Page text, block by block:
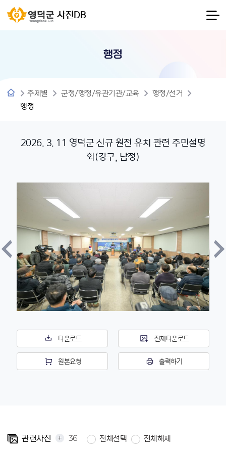
사진DB
행정
주제별 군정/행정/유관기관/교육
행정/선거
행정
2026. 3. 11 영덕군 신규 원전 유치 관련 주민설명
회(강구, 남정)
다운로드 전체다운로드
원본요청 출력하기
관련사진 + 36 전체선택 전체해제